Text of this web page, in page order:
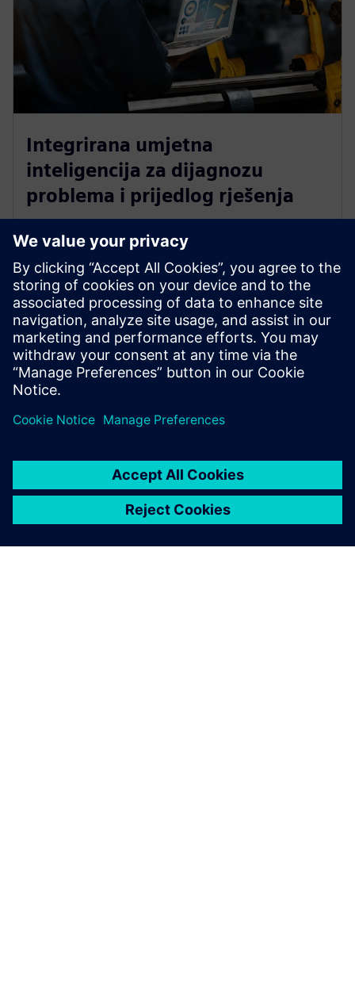
Integrirana umjetna
inteligencija za dijagnozu
problema i prijedlog rješenja
Identificirani problemi analiziraju se kako bi se dobio
sažetak problema koji se dodaje na kartu za podršku.
GenAI koristi prethodno unesene kontekstualne
podatke o tvornici, uobičajene incidente i povijesne
zapise kako bi pružio predloženo rješenje problema,
opet unutar karte za podršku.